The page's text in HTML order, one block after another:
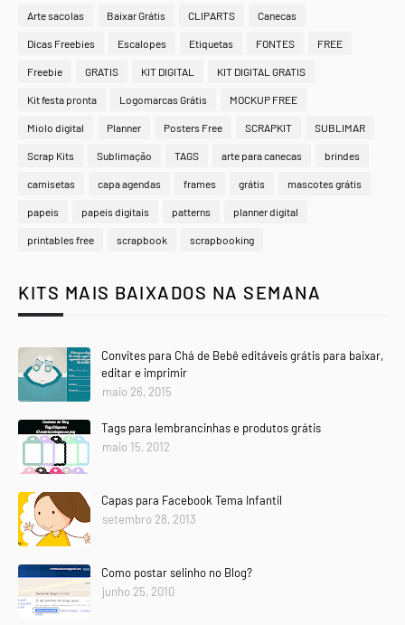
Arte sacolas Baixar Grátis CLIPARTS Canecas
Dicas Freebies Escalopes Etiquetas FONTES FREE
Freebie GRATIS KIT DIGITAL KIT DIGITAL GRATIS
Kit festa pronta Logomarcas Grátis MOCKUP FREE
Miolo digital Planner Posters Free SCRAPKIT SUBLIMAR
Scrap Kits Sublimação TAGS arte para canecas brindes
camisetas capa agendas frames grátis mascotes grátis
papeis papeis digitais patterns planner digital
printables free scrapbook scrapbooking
KITS MAIS BAIXADOS NA SEMANA
Convites para Chá de Bebê editáveis grátis para baixar,
editar e imprimir
maio 26, 2015
Tags para lembrancinhas e produtos grátis
maio 15, 2012
Capas para Facebook Tema Infantil
setembro 28, 2013
Como postar selinho no Blog?
junho 25, 2010